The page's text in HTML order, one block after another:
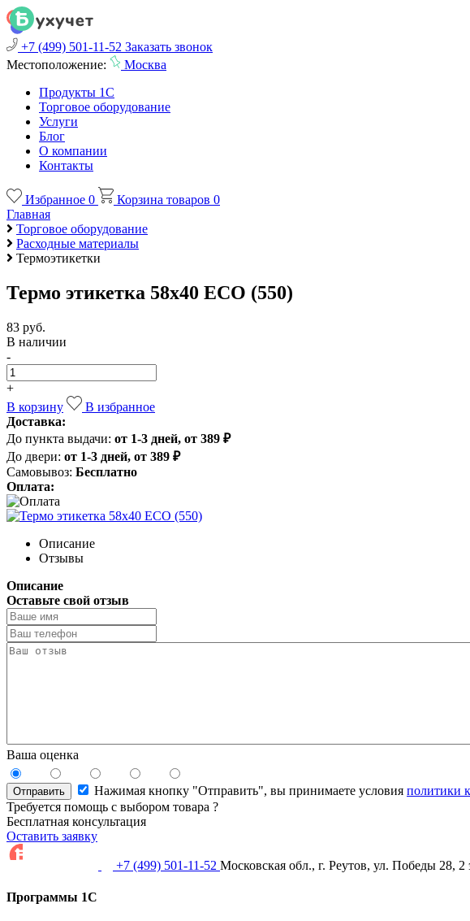
+7 (499) 501-11-52 Заказать звонок
Местоположение:
Москва
Продукты 1С
Торговое оборудование
Услуги
Блог
О компании
Контакты
Избранное 0 Корзина товаров 0
Главная
Торговое оборудование
Расходные материалы
Термоэтикетки
Термо этикетка 58х40 ЕСО (550)
83 руб.
В наличии
-
+
В корзину
В избранное
Доставка:
До пункта выдачи: от 1-3 дней, от 389 ₽
До двери: от 1-3 дней, от 389 ₽
Самовывоз: Бесплатно
Оплата:
Описание
Отзывы
Описание
Оставьте свой отзыв
Ваша оценка
Отправить Нажимая кнопку "Отправить", вы принимаете условия политики
Требуется помощь с выбором товара ?
Бесплатная консультация
Оставить заявку
+7 (499) 501-11-52 Московская обл., г. Реутов, ул. Победы 28, 2
Программы 1С